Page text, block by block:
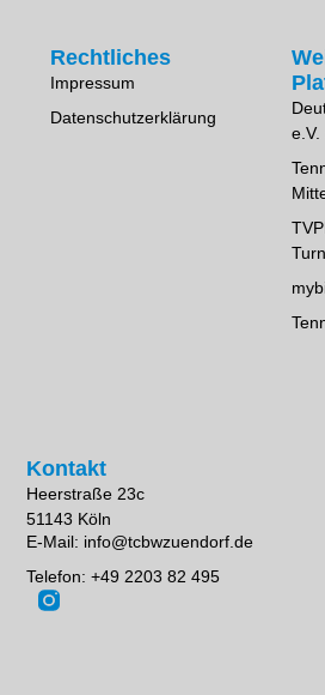
Kontakt
Heerstraße 23c
51143 Köln
E-Mail: info@tcbwzuendorf.de
Telefon: +49 2203 82 495
e.V.
Rechtliches
Impressum
Datenschutzerklärung